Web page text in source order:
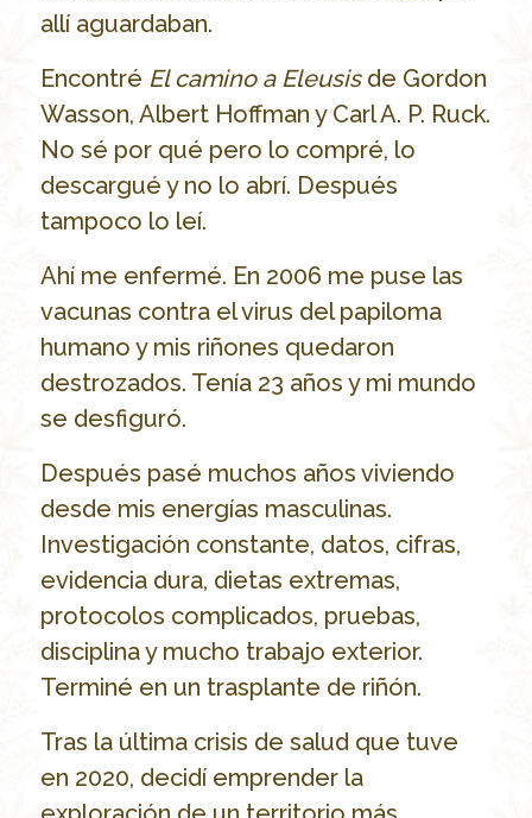
allí aguardaban.
Encontré El camino a Eleusisde Gordon
Wasson, Albert Hoffman y Carl A. P. Ruck.
No sé por qué pero lo compré, lo
descargué y no lo abrí. Después
tampoco lo leí.
Ahí me enfermé. En 2006 me puse las
vacunas contra el virus del papiloma
humano y mis riñones quedaron
destrozados. Tenía 23 años y mi mundo
se desfiguró.
Después pasé muchos años viviendo
desde mis energías masculinas.
Investigación constante, datos, cifras,
evidencia dura, dietas extremas,
protocolos complicados, pruebas,
disciplina y mucho trabajo exterior.
Terminé en un trasplante de riñón.
Tras la última crisis de salud que tuve
en 2020, decidí emprender la